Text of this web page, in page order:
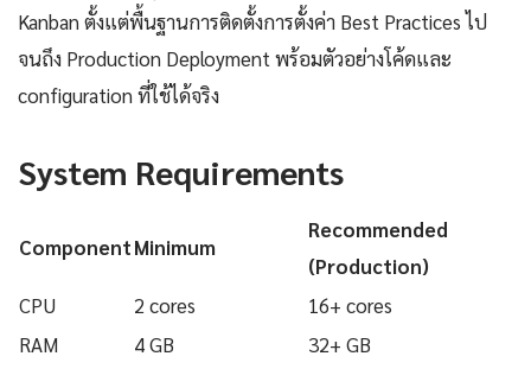
Kanban ตั้งแต่พื้นฐานการติดตั้งการตั้งค่า Best Practices ไป
จนถึง Production Deployment พร้อมตัวอย่างโค้ดและ
configuration ที่ใช้ได้จริง
System Requirements
ComponentMinimum
Recommended
(Production)
CPU
2 cores
16+ cores
RAM
4 GB
32+ GB